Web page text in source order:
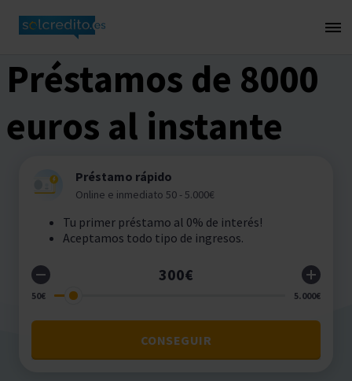
Préstamos de 8000
euros al instante
Préstamo rápido
Online e inmediato 50 - 5.000€
Tu primer préstamo al 0% de interés!
Aceptamos todo tipo de ingresos.
CONSEGUIR